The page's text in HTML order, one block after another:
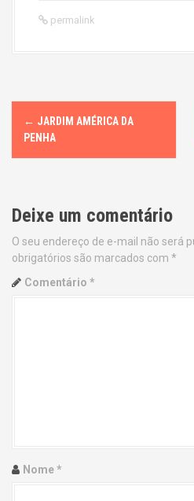
permalink
P
t
n
a
o
← JARDIM AMÉRICA DA
PENHA
Deixe um comentário
O seu endereço de e-mail não será
obrigatórios são marcados com *
Comentário *
Nome*